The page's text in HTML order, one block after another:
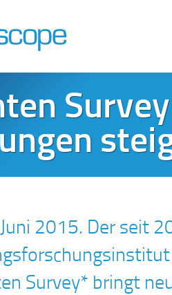
2015. Der seit
Survey* bringt